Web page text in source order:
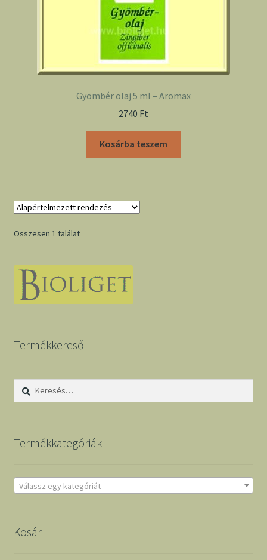
Gyömbér olaj 5 ml – Aromax
2740 Ft
Kosárba teszem
Összesen 1 találat
Termékkereső
Keresés:
Termékkategóriák
Válassz egy kategóriát
Kosár